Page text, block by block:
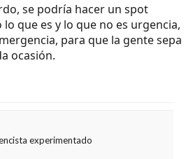
se podría hacer un spot
que es y lo que no es urgencia,
para que la gente sepa
ocasión.
experimentado